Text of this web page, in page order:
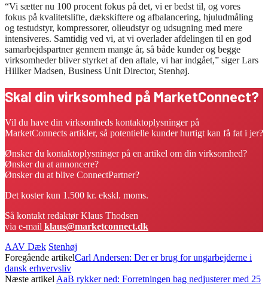
“Vi sætter nu 100 procent fokus på det, vi er bedst til, og vores
fokus på kvalitetslifte, dækskiftere og afbalancering, hjuludmåling
og testudstyr, kompressorer, olieudstyr og udsugning med mere
intensiveres. Samtidig ved vi, at vi overlader afdelingen til en god
samarbejdspartner gennem mange år, så både kunder og begge
virksomheder bliver styrket af den aftale, vi har indgået,” siger Lars
Hillker Madsen, Business Unit Director, Stenhøj.
Skal din virksomhed på MarketConnect?
Vil du have din virksomheds kontaktoplysninger på
MarketConnects artikler, så potentielle kunder hurtigt kan få fat i jer?
Ønsker du kontaktoplysninger på en artikel om din virksomhed?
Ønsker du at annoncere?
Ønsker du at blive ConnectPartner?
Det koster kun 1.500 kr. ekskl. moms.
Så kontakt redaktør Klaus Thodsen
via e-mail klaus@marketconnect.dk
AAV Dæk Stenhøj
Foregående artikelCarl Andersen: Der er brug for ungarbejderne i
dansk erhvervsliv
Næste artikel AaB rykker ned: Forretningen bag nedjusterer med 25